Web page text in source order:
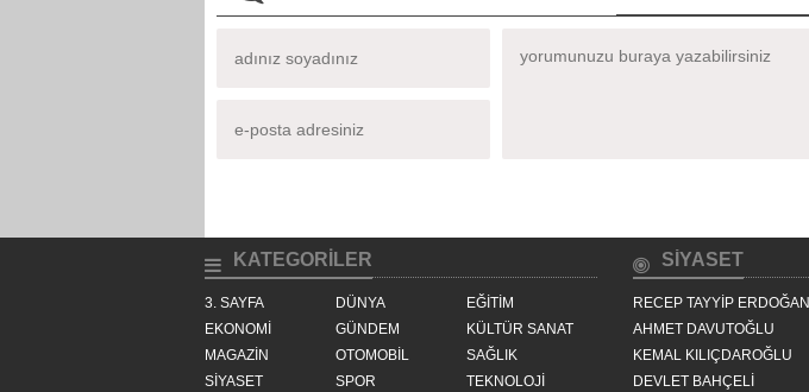
KATEGORİLER
3. SAYFA DÜNYA
EĞİTİM
EKONOMİ
GÜNDEM
KÜLTÜR SANAT
MAGAZİN
OTOMOBİL
SAĞLIK
SİYASET
SPOR TEKNOLOJİ
SİYASET
RECEP TAYYİP ERDOĞAN
AHMET DAVUTOĞLU
KEMAL KILIÇDAROĞLU
DEVLET BAHÇELİ